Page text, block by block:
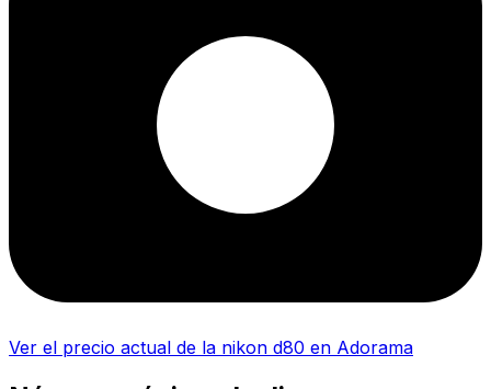
Ver el precio actual de la nikon d80 en Adorama